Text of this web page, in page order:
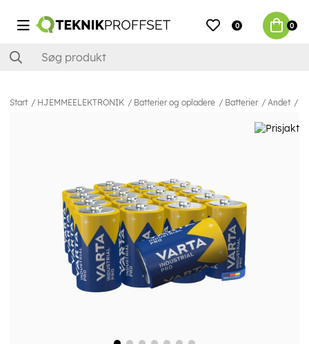
0 0
Start HJEMMEELEKTRONIK Batterier og opladere Batterier Andet